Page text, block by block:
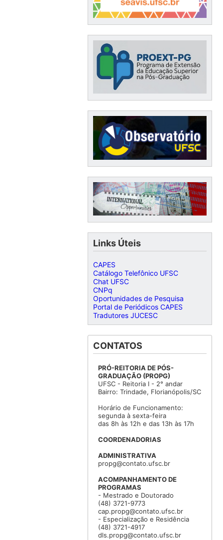
Links Úteis
CAPES
Catálogo Telefônico UFSC
Chat UFSC
CNPq
Oportunidades de Pesquisa
Portal de Periódicos CAPES
Tradutores JUCESC
CONTATOS
PRÓ-REITORIA DE PÓS-
GRADUAÇÃO (PROPG)
UFSC - Reitoria I - 2° andar
Bairro: Trindade, Florianópolis/SC
Horário de Funcionamento:
segunda à sexta-feira
das 8h às 12h e das 13h às 17h
COORDENADORIAS
ADMINISTRATIVA
propg@contato.ufsc.br
ACOMPANHAMENTO DE
PROGRAMAS
- Mestrado e Doutorado
(48) 3721-9773
cap.propg@contato.ufsc.br
- Especialização e Residência
(48) 3721-4917
dls.propg@contato.ufsc.br